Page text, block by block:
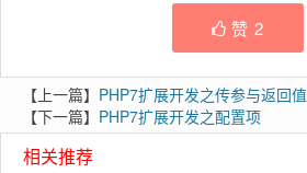
赞 2
【上一篇】 PHP7扩展开发之传参与返回值
【下一篇】 PHP7扩展开发之配置项
相关推荐